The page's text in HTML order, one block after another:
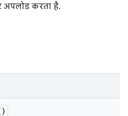
अपलोड करता है.